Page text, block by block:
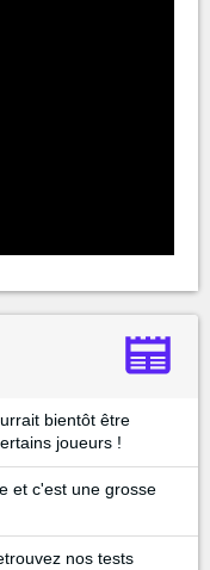
bientôt être
joueurs !
et c'est une grosse
nos tests